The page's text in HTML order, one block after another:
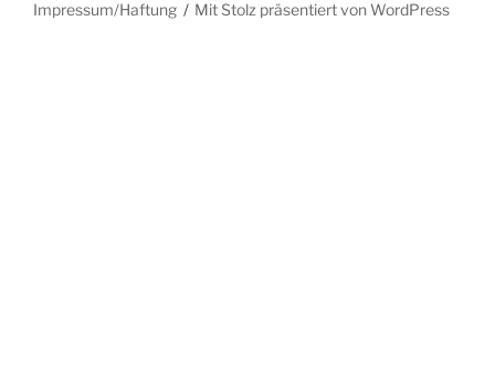
Impressum/Haftung Mit Stolz präsentiert von WordPress